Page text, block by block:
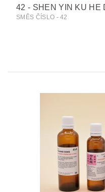
42 - SHEN YIN KU HE
SMĚS ČÍSLO - 42